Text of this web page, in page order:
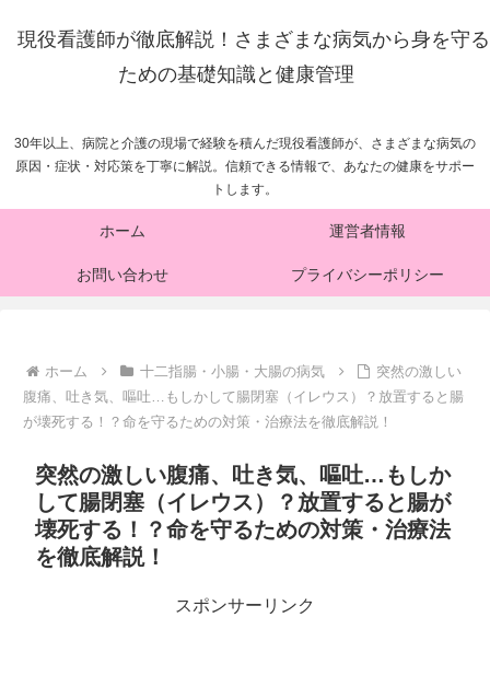
現役看護師が徹底解説！さまざまな病気から身を守る
ための基礎知識と健康管理
30年以上、病院と介護の現場で経験を積んだ現役看護師が、さまざまな病気の
原因・症状・対応策を丁寧に解説。信頼できる情報で、あなたの健康をサポー
トします。
ホーム 運営者情報
お問い合わせ プライバシーポリシー
ホーム 十二指腸・小腸・大腸の病気
突然の激しい
腹痛、吐き気、嘔吐…もしかして腸閉塞（イレウス）？放置すると腸
が壊死する！？命を守るための対策・治療法を徹底解説！
突然の激しい腹痛、吐き気、嘔吐…もしか
して腸閉塞（イレウス）？放置すると腸が
壊死する！？命を守るための対策・治療法
を徹底解説！
スポンサーリンク